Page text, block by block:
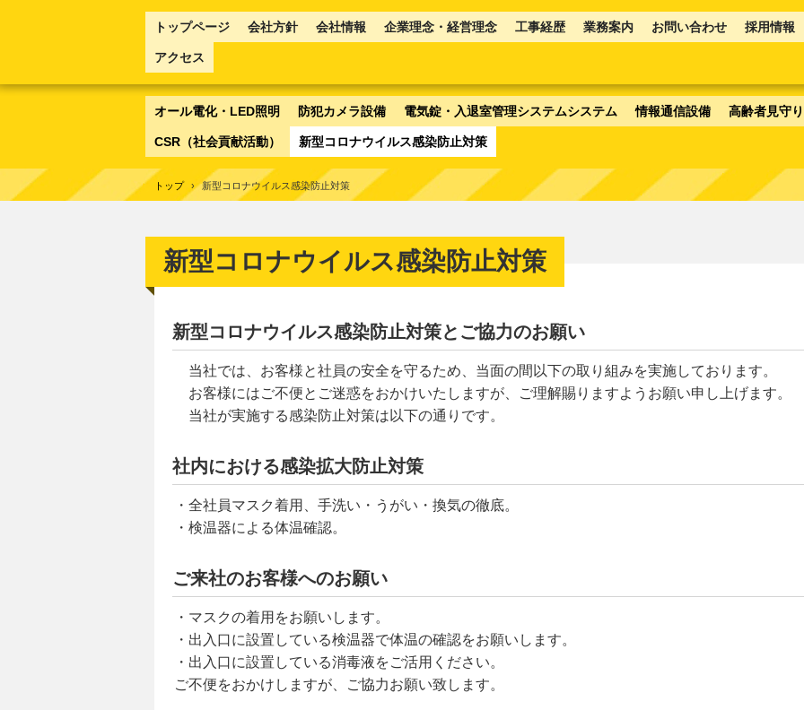
トップページ 会社方針 会社情報 企業理念・経営理念 工事経歴 業務案内 お問い合わせ 採用情報
アクセス
オール電化・LED照明 防犯カメラ設備 電気錠・入退室管理システムシステム 情報通信設備 高齢者見守
CSR（社会貢献活動） 新型コロナウイルス感染防止対策
トップ › 新型コロナウイルス感染防止対策
新型コロナウイルス感染防止対策
新型コロナウイルス感染防止対策とご協力のお願い
当社では、お客様と社員の安全を守るため、当面の間以下の取り組みを実施しております。
お客様にはご不便とご迷惑をおかけいたしますが、ご理解賜りますようお願い申し上げます。
当社が実施する感染防止対策は以下の通りです。
社内における感染拡大防止対策
・全社員マスク着用、手洗い・うがい・換気の徹底。
・検温器による体温確認。
ご来社のお客様へのお願い
・マスクの着用をお願いします。
・出入口に設置している検温器で体温の確認をお願いします。
・出入口に設置している消毒液をご活用ください。
ご不便をおかけしますが、ご協力お願い致します。